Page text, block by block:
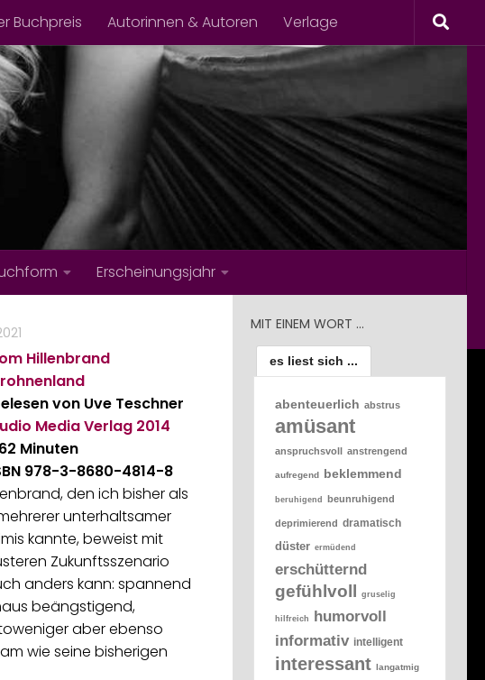
Buchpreis Autorinnen & Autoren Verlage
Erscheinungsjahr
Hillenbrand
von Uve Teschner
Media Verlag 2014
Minuten
978-3-8680-4814-8
den ich bisher als
unterhaltsamer
kannte, beweist mit
Zukunftsszenario
anders kann: spannend
beängstigend,
aber ebenso
wie seine bisherigen
MIT EINEM WORT …
es liest sich ...
abenteuerlich abstrus
amüsant
anspruchsvoll anstrengend
aufregend beklemmend
beruhigend beunruhigend
deprimierend dramatisch
düster ermüdend
erschütternd
gefühlvoll gruselig
hilfreich
humorvoll
informativ intelligent
interessant langatmig